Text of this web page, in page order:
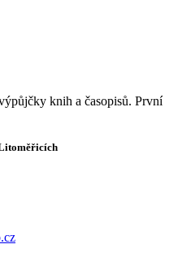
knih a časopisů. První